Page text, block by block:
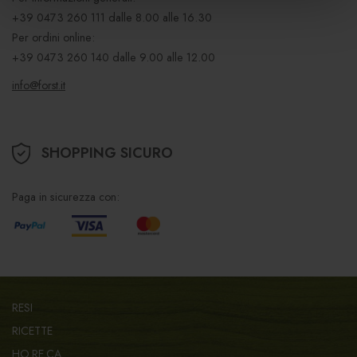
+39 0473 260 111 dalle 8.00 alle 16.30
Per ordini online:
+39 0473 260 140 dalle 9.00 alle 12.00
info@forst.it
SHOPPING SICURO
Paga in sicurezza con:
RESI
RICETTE